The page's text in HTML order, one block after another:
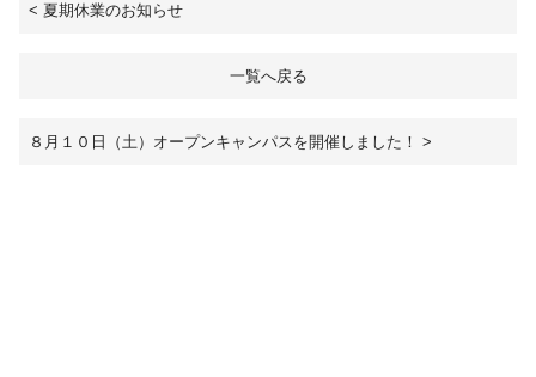
< 夏期休業のお知らせ
一覧へ戻る
８月１０日（土）オープンキャンパスを開催しました！ >